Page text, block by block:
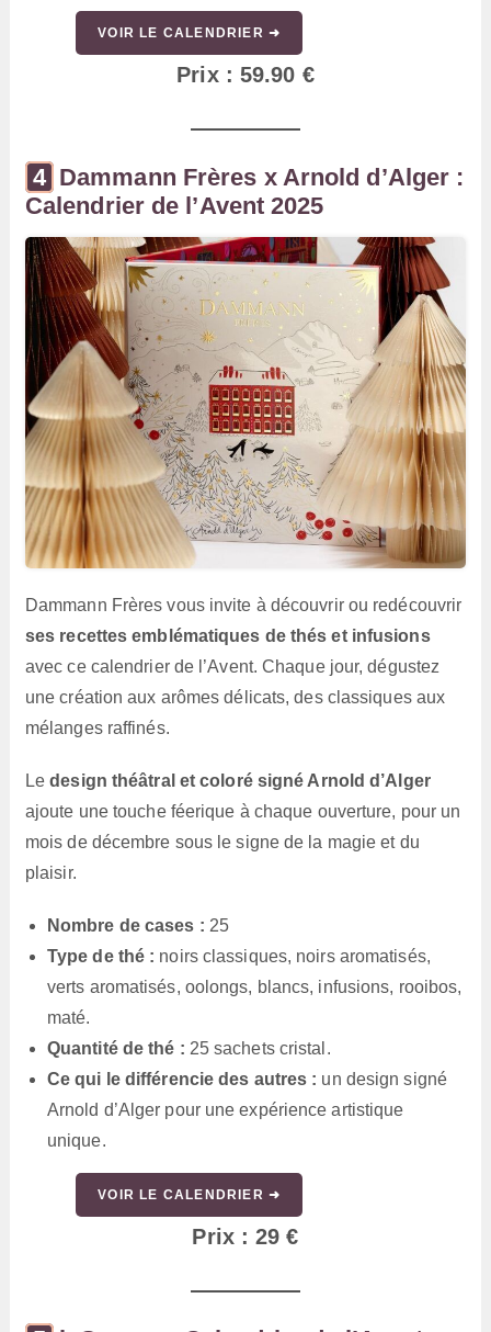
VOIR LE CALENDRIER ➜
Prix : 59.90 €
Dammann Frères x Arnold d’Alger :
Calendrier de l’Avent 2025
Dammann Frères vous invite à découvrir ou redécouvrir
ses recettes emblématiques de thés et infusions
avec ce calendrier de l’Avent. Chaque jour, dégustez
une création aux arômes délicats, des classiques aux
mélanges raffinés.
Ledesign théâtral et coloré signé Arnold d’Alger
ajoute une touche féerique à chaque ouverture, pour un
mois de décembre sous le signe de la magie et du
plaisir.
Nombre de cases : 25
Type de thé : noirs classiques, noirs aromatisés,
verts aromatisés, oolongs, blancs, infusions, rooibos,
maté.
Quantité de thé : 25 sachets cristal.
Ce qui le différencie des autres : un design signé
Arnold d’Alger pour une expérience artistique
unique.
VOIR LE CALENDRIER ➜
Prix : 29 €